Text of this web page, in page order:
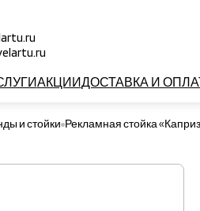
АКЦИИДОСТАВКА И
и стойки Рекламная стойка